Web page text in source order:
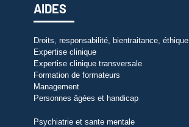
AIDES
Droits, responsabilité, bientraitance, éthique
Expertise clinique
Expertise clinique transversale
Formation de formateurs
Management
Personnes âgées et handicap
Psychiatrie et sante mentale